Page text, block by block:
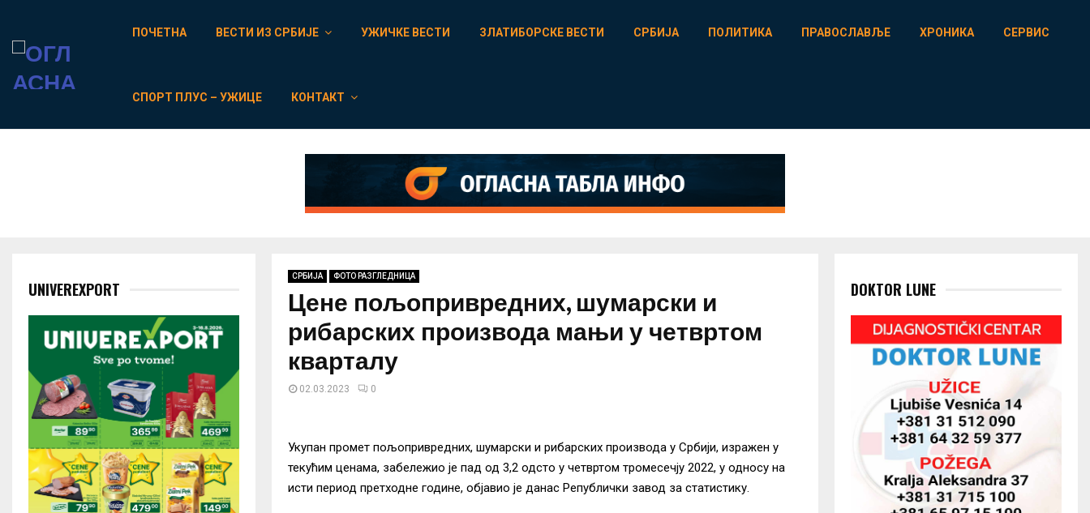
ПОЧЕТНА ВЕСТИ ИЗ СРБИЈЕ УЖИЧКЕ ВЕСТИ ЗЛАТИБОРСКЕ ВЕСТИ СРБИЈА ПОЛИТИКА ПРАВОСЛАВЉЕ ХРОНИКА СЕРВИС
СПОРТ ПЛУС – УЖИЦЕ КОНТАКТ
СРБИЈА ФОТО РАЗГЛЕДНИЦА
Цене пољопривредних, шумарски и
рибарских производа мањи у четвртом
кварталу
02.03.2023 0
Укупан промет пољопривредних, шумарски и рибарских производа у Србији, изражен у
текућим ценама, забележио је пад од 3,2 одсто у четвртом тромесечју 2022, у односу на
исти период претходне године, објавио је данас Републички завод за статистику.
UNIVEREXPORT DOKTOR LUNE